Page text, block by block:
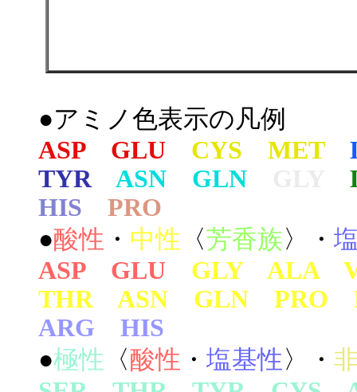
●アミノ色表示の凡例
ASP GLU
CYS MET
TYR
ASN GLN
HIS
PRO
●酸性 ・ 中性 〈芳香族〉・
ASP GLU
GLY ALA
THR ASN GLN PRO
ARG HIS
●極性 〈酸性 ・ 塩基性 〉・